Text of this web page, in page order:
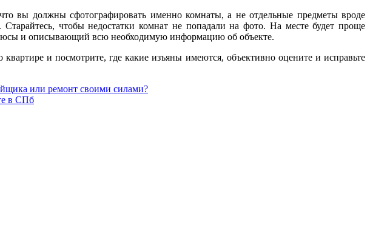
вы должны сфотографировать именно комнаты, а не отдельные предметы вроде
чтобы недостатки комнат не попадали на фото. На месте будет проще
и описывающий всю необходимую информацию об объекте.
и посмотрите, где какие изъяны имеются, объективно оцените и исправьте
или ремонт своими силами?
в СПб